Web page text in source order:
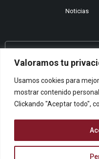
Valoramos tu
Usamos cookies para
mostrar contenido
Clickando "Aceptar todo",
Noticias
¿No encuentras
¿Te podemos
Centro De Ayuda
Queremos saber